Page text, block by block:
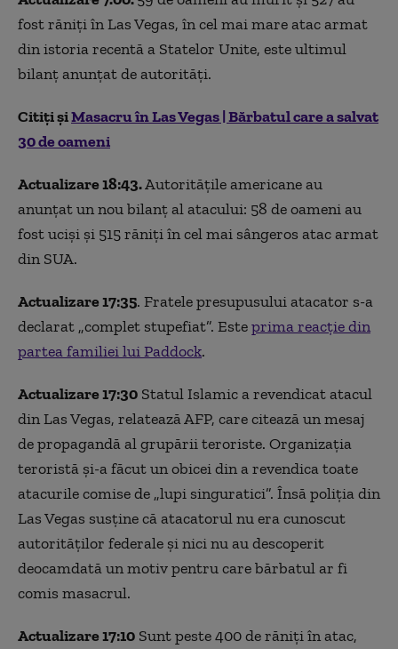
fost răniţi în Las Vegas, în cel mai mare atac armat
din istoria recentă a Statelor Unite, este ultimul
bilanț anunțat de autorități.
Citiți șiMasacru în Las Vegas | Bărbatul care a salvat
30 de oameni
Actualizare 18:43.Autoritățile americane au
anunțat un nou bilanț al atacului: 58 de oameni au
fost uciși și 515 răniți în cel mai sângeros atac armat
din SUA.
Actualizare 17:35. Fratele presupusului atacator s-a
declarat „complet stupefiat”. Esteprima reacție din
partea familiei lui Paddock.
Actualizare 17:30 Statul Islamic a revendicat atacul
din Las Vegas, relatează AFP, care citează un mesaj
de propagandă al grupării teroriste. Organizația
teroristă și-a făcut un obicei din a revendica toate
atacurile comise de „lupi singuratici”. Însă poliția din
Las Vegas susține că atacatorul nu era cunoscut
autorităților federale și nici nu au descoperit
deocamdată un motiv pentru care bărbatul ar fi
comis masacrul.
Actualizare 17:10 Sunt peste 400 de răniți în atac,